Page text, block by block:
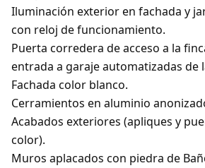
Iluminación exterior en fachada y
con reloj de funcionamiento.
Puerta corredera de acceso a la
entrada a garaje automatizadas de
Fachada color blanco.
Cerramientos en aluminio
Acabados exteriores (apliques y
color).
Muros aplacados con piedra de